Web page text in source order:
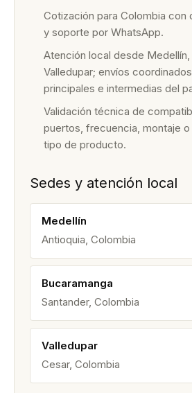
Cotización para Colombia con
y soporte por WhatsApp.
Atención local desde Medellín,
Valledupar; envíos
principales e intermedias del
Validación técnica de
puertos, frecuencia, montaje
tipo de producto.
Sedes y atención local
Medellín
Antioquia, Colombia
Bucaramanga
Santander, Colombia
Valledupar
Cesar, Colombia